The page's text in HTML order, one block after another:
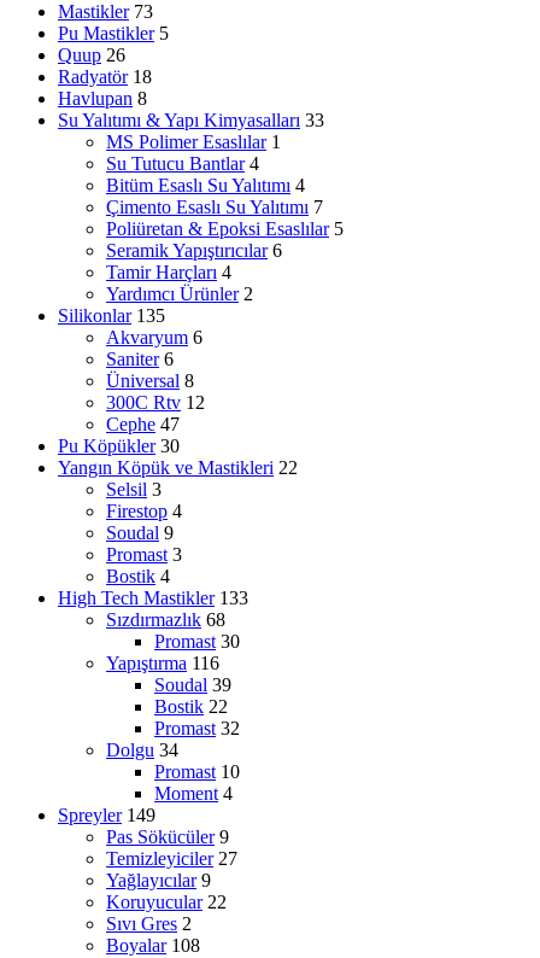
Mastikler 73
Pu Mastikler 5
Quup 26
Radyatör 18
Havlupan 8
Su Yalıtımı & Yapı Kimyasalları 33
MS Polimer Esaslılar 1
Su Tutucu Bantlar 4
Bitüm Esaslı Su Yalıtımı 4
Çimento Esaslı Su Yalıtımı 7
Poliüretan & Epoksi Esaslılar 5
Seramik Yapıştırıcılar 6
Tamir Harçları 4
Yardımcı Ürünler 2
Silikonlar 135
Akvaryum 6
Saniter 6
Üniversal 8
300C Rtv 12
Cephe 47
Pu Köpükler 30
Yangın Köpük ve Mastikleri 22
Selsil 3
Firestop 4
Soudal 9
Promast 3
Bostik 4
High Tech Mastikler 133
Sızdırmazlık 68
Promast 30
Yapıştırma 116
Soudal 39
Bostik 22
Promast 32
Dolgu 34
Promast 10
Moment 4
Spreyler 149
Pas Sökücüler 9
Temizleyiciler 27
Yağlayıcılar 9
Koruyucular 22
Sıvı Gres 2
Boyalar 108